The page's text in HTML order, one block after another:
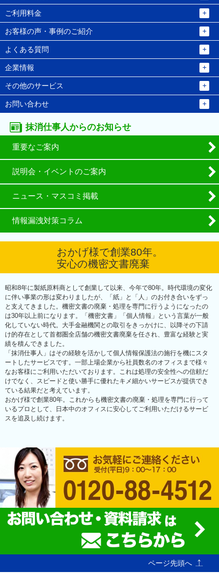
ご利用料金
お客様の声・事例のご紹介
よくある質問
企業情報
その他のサービス
お問い合わせ
抹消仕事人からのお知らせ
重要なご案内
説明会・イベントのご案内
ニュース・マスコミ掲載
情報漏洩対策コラム
おかげ様で創業80年。
安心の機密文書廃棄
昭和8年に製紙原料商として創業して以来、今年で80年。時代環境の変化
に伴い事業の形は変わりましたが、「紙」と「人」のお付き合いをずっ
と支えてきました。機密文書の廃棄・処理を専門に行うようになったの
は30年以上前になります。「機密文書」「個人情報」という言葉が一般
化していない時代。大手金融機関との取引をきっかけに、以降その下請
け的存在として首都圏全店舗の機密文書廃棄を任され、豊富な経験と実
績を積んできました。
「抹消仕事人」はその経験を活かして個人情報保護法の施行を機にスタ
ートしたサービスです。一部上場企業から社員数名のオフィスまで様々
なお客様にご利用いただいております。これは処理の安全性への信頼だ
けでなく、スピードと使い勝手に優れたキメ細かいサービスが提供でき
ている結果だと考えています。
おかげ様で創業80年。これからも機密文書の廃棄・処理を専門に行って
いるプロとして、日本中のオフィスに安心してご利用いただけるサービ
スを追及し続けます。
ページ先頭へ